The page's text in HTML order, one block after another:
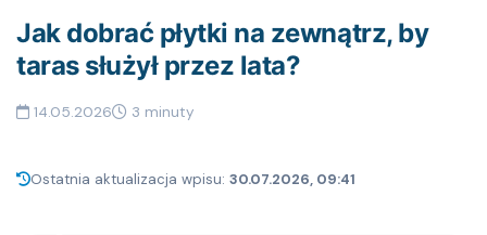
Jak dobrać płytki na zewnątrz, by
taras służył przez lata?
14.05.2026 3 minuty
Ostatnia aktualizacja wpisu: 30.07.2026, 09:41